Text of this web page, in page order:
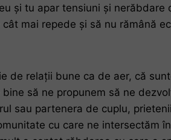
și tu apar tensiuni și
mai repede și să nu rămână
de relații bune ca de aer, că
să ne propunem să ne
sau partenera de cuplu,
cu care ne intersectăm